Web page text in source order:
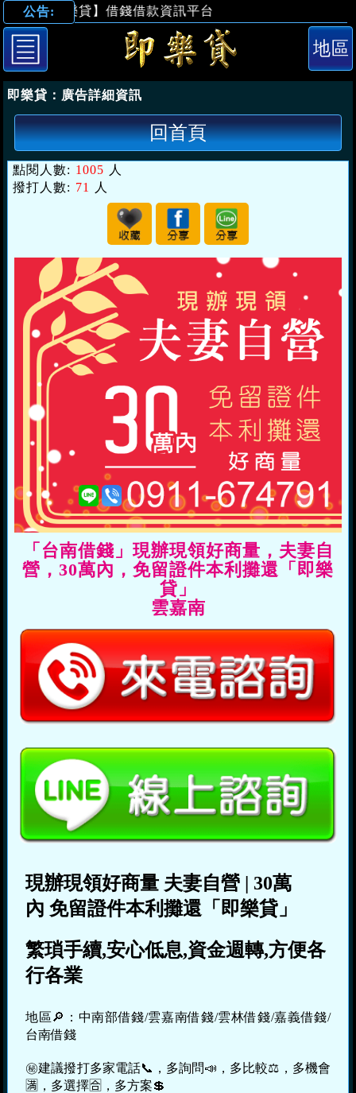
公告:
【即樂貸】借錢借款資訊平台
即樂貸： 廣告詳細資訊
回首頁
點閱人數: 1005 人
撥打人數: 71 人
「台南借錢」現辦現領好商量，夫妻自
營，30萬內，免留證件本利攤還「即樂
貸」
雲嘉南
現辦現領好商量 夫妻自營 | 30萬
內 免留證件本利攤還「即樂貸」
繁瑣手續,安心低息,資金週轉,方便各
行各業
地區🔎：中南部借錢/雲嘉南借錢/雲林借錢/嘉義借錢/
台南借錢
㊙建議撥打多家電話📞，多詢問📣，多比較⚖，多機會
🈵，多選擇🈴，多方案💲